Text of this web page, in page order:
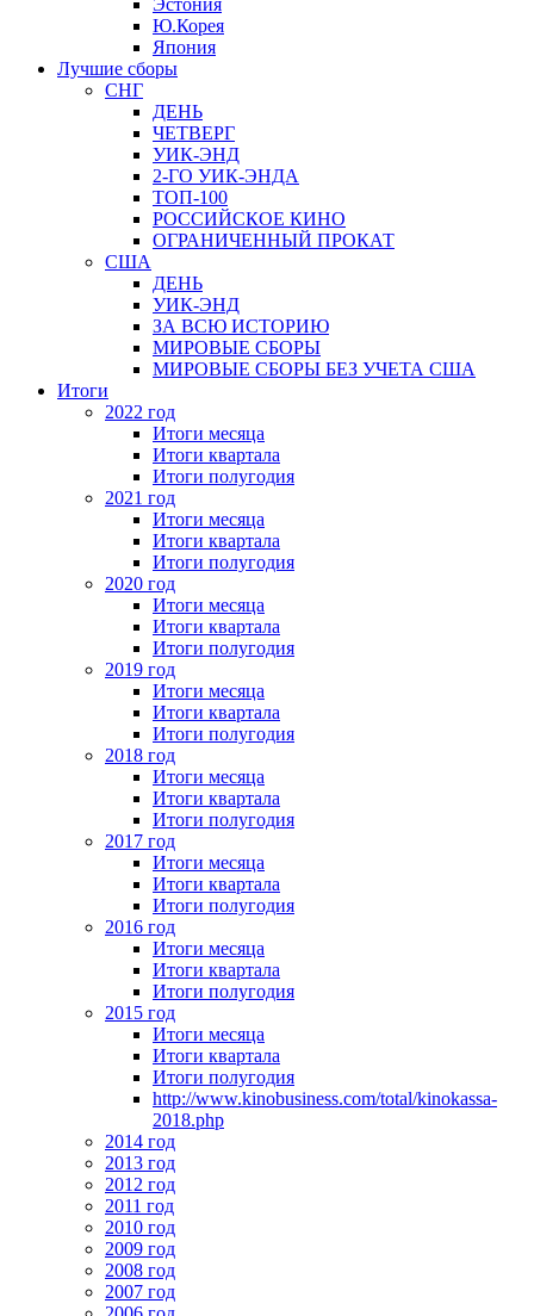
Ю.Корея
Япония
Лучшие сборы
СНГ
ДЕНЬ
ЧЕТВЕРГ
УИК-ЭНД
2-ГО УИК-ЭНДА
ТОП-100
РОССИЙСКОЕ КИНО
ОГРАНИЧЕННЫЙ ПРОКАТ
США
ДЕНЬ
УИК-ЭНД
ЗА ВСЮ ИСТОРИЮ
МИРОВЫЕ СБОРЫ
МИРОВЫЕ СБОРЫ БЕЗ УЧЕТА США
Итоги
2022 год
Итоги месяца
Итоги квартала
Итоги полугодия
2021 год
Итоги месяца
Итоги квартала
Итоги полугодия
2020 год
Итоги месяца
Итоги квартала
Итоги полугодия
2019 год
Итоги месяца
Итоги квартала
Итоги полугодия
2018 год
Итоги месяца
Итоги квартала
Итоги полугодия
2017 год
Итоги месяца
Итоги квартала
Итоги полугодия
2016 год
Итоги месяца
Итоги квартала
Итоги полугодия
2015 год
Итоги месяца
Итоги квартала
Итоги полугодия
http://www.kinobusiness.com/total/kinokassa-
2018.php
2014 год
2013 год
2012 год
2011 год
2010 год
2009 год
2008 год
2007 год